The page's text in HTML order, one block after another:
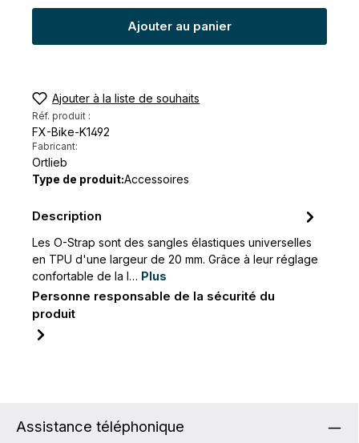
Ajouter au panier
Ajouter à la liste de souhaits
Réf. produit :
FX-Bike-K1492
Fabricant:
Ortlieb
Type de produit:Accessoires
Description
Les O-Strap sont des sangles élastiques universelles
en TPU d'une largeur de 20 mm. Grâce à leur réglage
confortable de la l… Plus
Personne responsable de la sécurité du
produit
Assistance téléphonique